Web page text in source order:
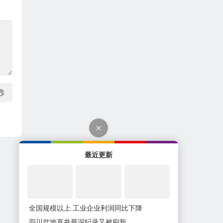
最近更新
全国规模以上 工业企业利润同比下降